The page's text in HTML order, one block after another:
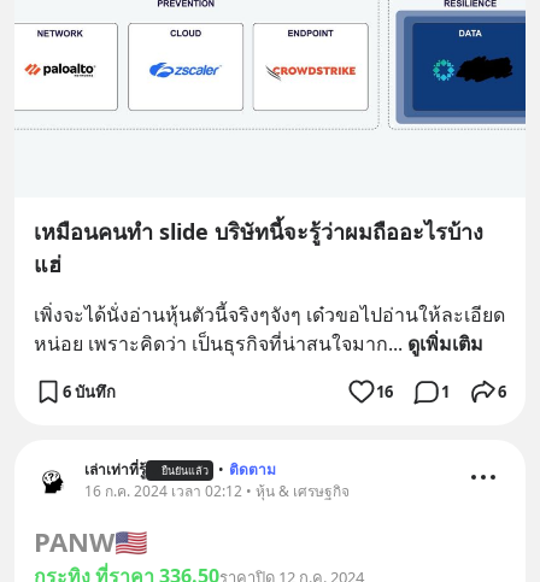
เหมือนคนทำ slide บริษัทนี้จะรู้ว่าผมถืออะไรบ้าง
แฮ่
เพิ่งจะได้นั่งอ่านหุ้นตัวนี้จริงๆจังๆ เด๋วขอไปอ่านให้ละเอียด
หน่อย เพราะคิดว่า เป็นธุรกิจที่น่าสนใจมาก... ดูเพิ่มเติม
6 บันทึก 16 1 6
เล่าเท่าที่รู้ ยืนยันแล้ว • ติดตาม
16 ก.ค. 2024 เวลา 02:12 • หุ้น & เศรษฐกิจ
PANW🇺🇸
กระทิง ที่ราคา 336.50ราคาปิด 12 ก.ค. 2024